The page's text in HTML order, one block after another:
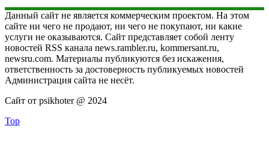
Данный сайт не является коммерческим проектом. На этом
сайте ни чего не продают, ни чего не покупают, ни какие
услуги не оказываются. Сайт представляет собой ленту
новостей RSS канала news.rambler.ru, kommersant.ru,
newsru.com. Материалы публикуются без искажения,
ответственность за достоверность публикуемых новостей
Администрация сайта не несёт.
Сайт от psikhoter @ 2024
Top